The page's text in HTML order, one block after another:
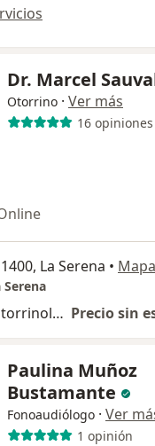
Dr. Marcel
Otorrino · Ver más
16 opiniones
La Serena • Mapa
Primera visita Otorrinolaringología Precio sin
Paulina Muñoz
Bustamante
Fonoaudiólogo · Ver
1 opinión